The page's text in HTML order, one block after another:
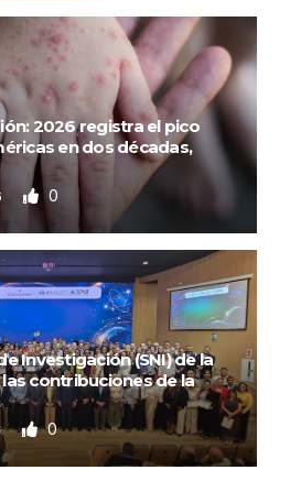
2026 registra el pico
en dos décadas,
0
Investigación (SNI) de la
contribuciones de la
0